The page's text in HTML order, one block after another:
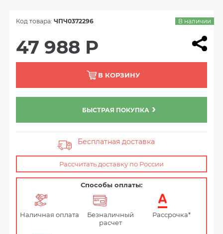
Код товара: ЧПЧ0372296 В наличии
47 988 Р
В КОРЗИНУ
БЫСТРАЯ ПОКУПКА
Бесплатная доставка
Рассчитать доставку по России
Способы оплаты:
Наличная оплата
Безналичный
расчет
Рассрочка*